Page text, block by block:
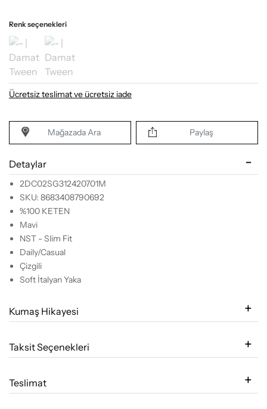
Renk seçenekleri
Ücretsiz teslimat ve ücretsiz iade
Mağazada Ara Paylaş
Detaylar
2DC02SG312420701M
SKU: 8683408790692
%100 KETEN
Mavi
NST - Slim Fit
Daily/Casual
Çizgili
Soft İtalyan Yaka
Kumaş Hikayesi
Taksit Seçenekleri
Teslimat